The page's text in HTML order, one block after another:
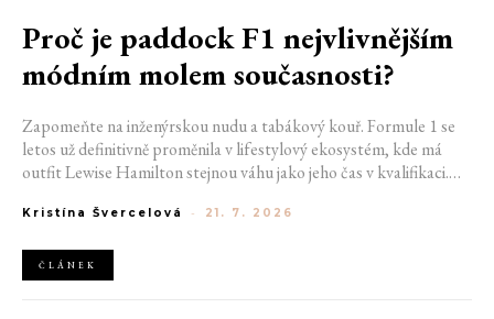
Proč je paddock F1 nejvlivnějším
módním molem současnosti?
Zapomeňte na inženýrskou nudu a tabákový kouř. Formule 1 se
letos už definitivně proměnila v lifestylový ekosystém, kde má
outfit Lewise Hamilton stejnou váhu jako jeho čas v kvalifikaci.
nové generace influencerů a fenoménu manželek a partnerek
ale příslušnost k nejrychlejší fashion komunitě světa. Jak se z
"Racing Core" stala uniforma ulice a proč nás drama v paddocku
Kristína Švercelová - 21. 7. 2026
ČLÁNEK